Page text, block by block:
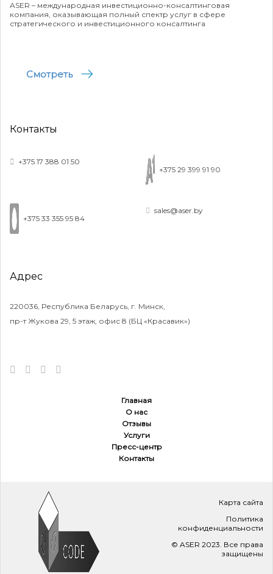
Маркетинговое исследование «Рынок
технических газов в Республике Беларусь и
Читать кейс
Читать кейс
Маркетинговое исследование «Развитие
предприятий Республики Беларусь,
заинтересованных в создании производства
в странах Европейского союза и Латвийской
Республике»
Читать кейс
ASER – международная инвестиционно-консалтинговая
компания, оказывающая полный спектр услуг в сфере
стратегического и инвестиционного консалтинга
Смотреть
Контакты
+375 17 388 01 50
+375 29 399 91 90
+375 33 355 95 84
sales@aser.by
Адрес
220036, Республика Беларусь, г. Минск,
пр-т Жукова 29, 5 этаж, офис 8 (БЦ «Красавик»)
Главная
О нас
Отзывы
Услуги
Пресс-центр
Контакты
Карта сайта
Политика
конфиденциальности
© ASER 2023. Все права
защищены